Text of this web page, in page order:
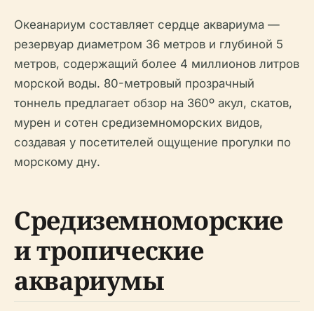
Океанариум составляет сердце аквариума —
резервуар диаметром 36 метров и глубиной 5
метров, содержащий более 4 миллионов литров
морской воды. 80-метровый прозрачный
тоннель предлагает обзор на 360º акул, скатов,
мурен и сотен средиземноморских видов,
создавая у посетителей ощущение прогулки по
морскому дну.
Средиземноморские
и тропические
аквариумы